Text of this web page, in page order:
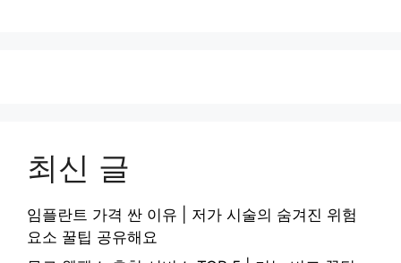
최신 글
임플란트 가격 싼 이유 | 저가 시술의 숨겨진 위험
요소 꿀팁 공유해요